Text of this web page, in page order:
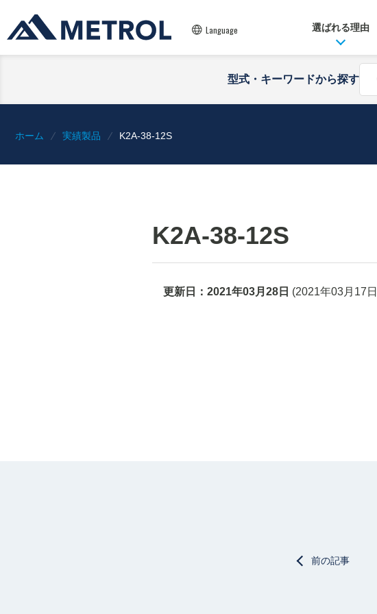
Language 選ばれる理由
型式・キーワードから探す
ホーム 実績製品 K2A-38-12S
K2A-38-12S
更新日： 2021年03月28日 (2021年03月17日
前の記事